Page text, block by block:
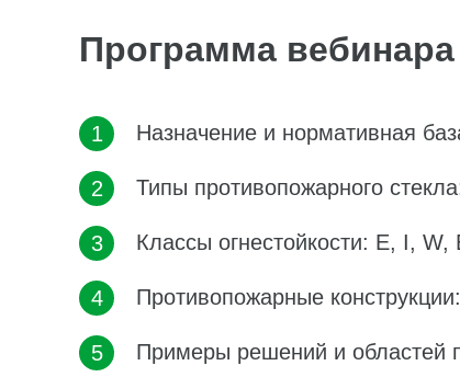
Программа вебинара
Назначение и нормативная
Типы противопожарного
Классы огнестойкости: E, I, W,
Противопожарные
Примеры решений и областей